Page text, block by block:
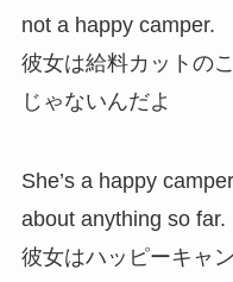
not a happy camper.
彼女は給料カットの
じゃないんだよ
She’s a happy
about anything so far.
彼女はハッピーキャ